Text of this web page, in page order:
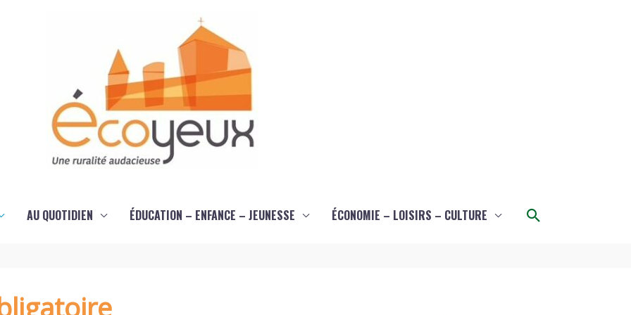
AU QUOTIDIEN ÉDUCATION – ENFANCE – JEUNESSE ÉCONOMIE – LOISIRS – CULTURE Rechercher